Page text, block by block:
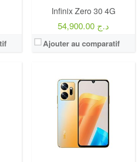
Infinix Zero 30 4G
54,900.00 د.ج
Ajouter au comparatif